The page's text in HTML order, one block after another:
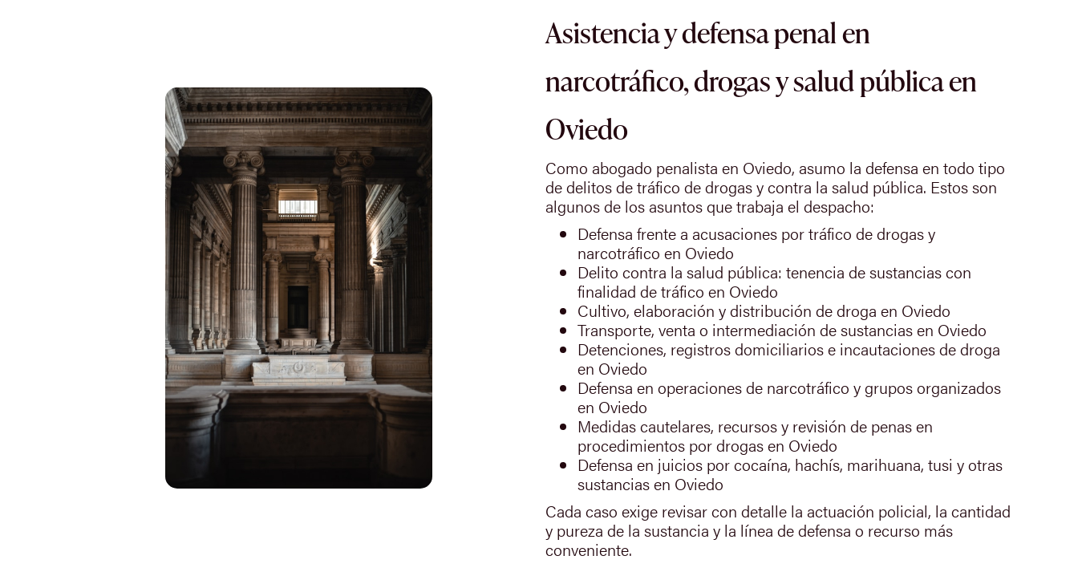
Asistencia y defensa penal en
narcotráfico, drogas y salud pública en
Oviedo
Como abogado penalista en Oviedo, asumo la defensa en todo tipo
de delitos de tráfico de drogas y contra la salud pública. Estos son
algunos de los asuntos que trabaja el despacho:
Defensa frente a acusaciones por tráfico de drogas y
narcotráfico en Oviedo
Delito contra la salud pública: tenencia de sustancias con
finalidad de tráfico en Oviedo
Cultivo, elaboración y distribución de droga en Oviedo
Transporte, venta o intermediación de sustancias en Oviedo
Detenciones, registros domiciliarios e incautaciones de droga
en Oviedo
Defensa en operaciones de narcotráfico y grupos organizados
en Oviedo
Medidas cautelares, recursos y revisión de penas en
procedimientos por drogas en Oviedo
Defensa en juicios por cocaína, hachís, marihuana, tusi y otras
sustancias en Oviedo
Cada caso exige revisar con detalle la actuación policial, la cantidad
y pureza de la sustancia y la línea de defensa o recurso más
conveniente.